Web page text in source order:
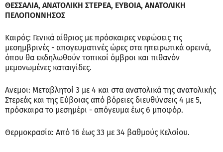
ΘΕΣΣΑΛΙΑ, ΑΝΑΤΟΛΙΚΗ ΣΤΕΡΕΑ, ΕΥΒΟΙΑ, ΑΝΑΤΟΛΙΚΗ
ΠΕΛΟΠΟΝΝΗΣΟΣ
Καιρός: Γενικά αίθριος με πρόσκαιρες νεφώσεις τις
μεσημβρινές - απογευματινές ώρες στα ηπειρωτικά ορεινά,
όπου θα εκδηλωθούν τοπικοί όμβροι και πιθανόν
μεμονωμένες καταιγίδες.
Ανεμοι: Μεταβλητοί 3 με 4 και στα ανατολικά της ανατολικής
Στερεάς και της Εύβοιας από βόρειες διευθύνσεις 4 με 5,
πρόσκαιρα το μεσημέρι - απόγευμα έως 6 μποφόρ.
Θερμοκρασία: Από 16 έως 33 με 34 βαθμούς Κελσίου.